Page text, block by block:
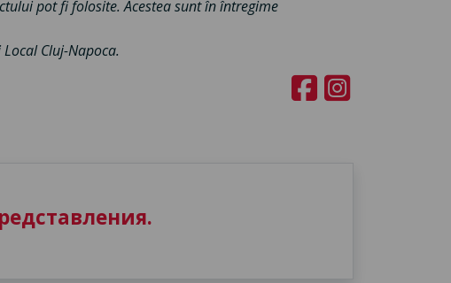
pot fi folosite. Acestea sunt în întregime
Cluj-Napoca.